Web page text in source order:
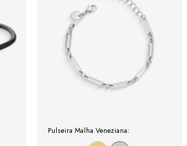
Pulseira Malha Veneziana: